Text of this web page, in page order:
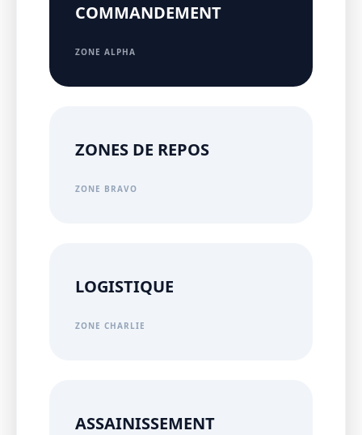
COMMANDEMENT
ZONE ALPHA
ZONES DE REPOS
ZONE BRAVO
LOGISTIQUE
ZONE CHARLIE
ASSAINISSEMENT